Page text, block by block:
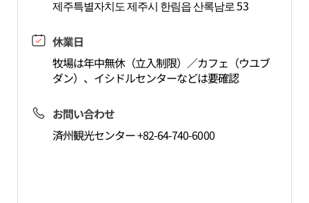
제주특별자치도 제주시 한림읍 산록남로 53
休業日
牧場は年中無休（立入制限）／カフェ（ウユブ
ダン）、イシドルセンターなどは要確認
お問い合わせ
済州観光センター +82-64-740-6000